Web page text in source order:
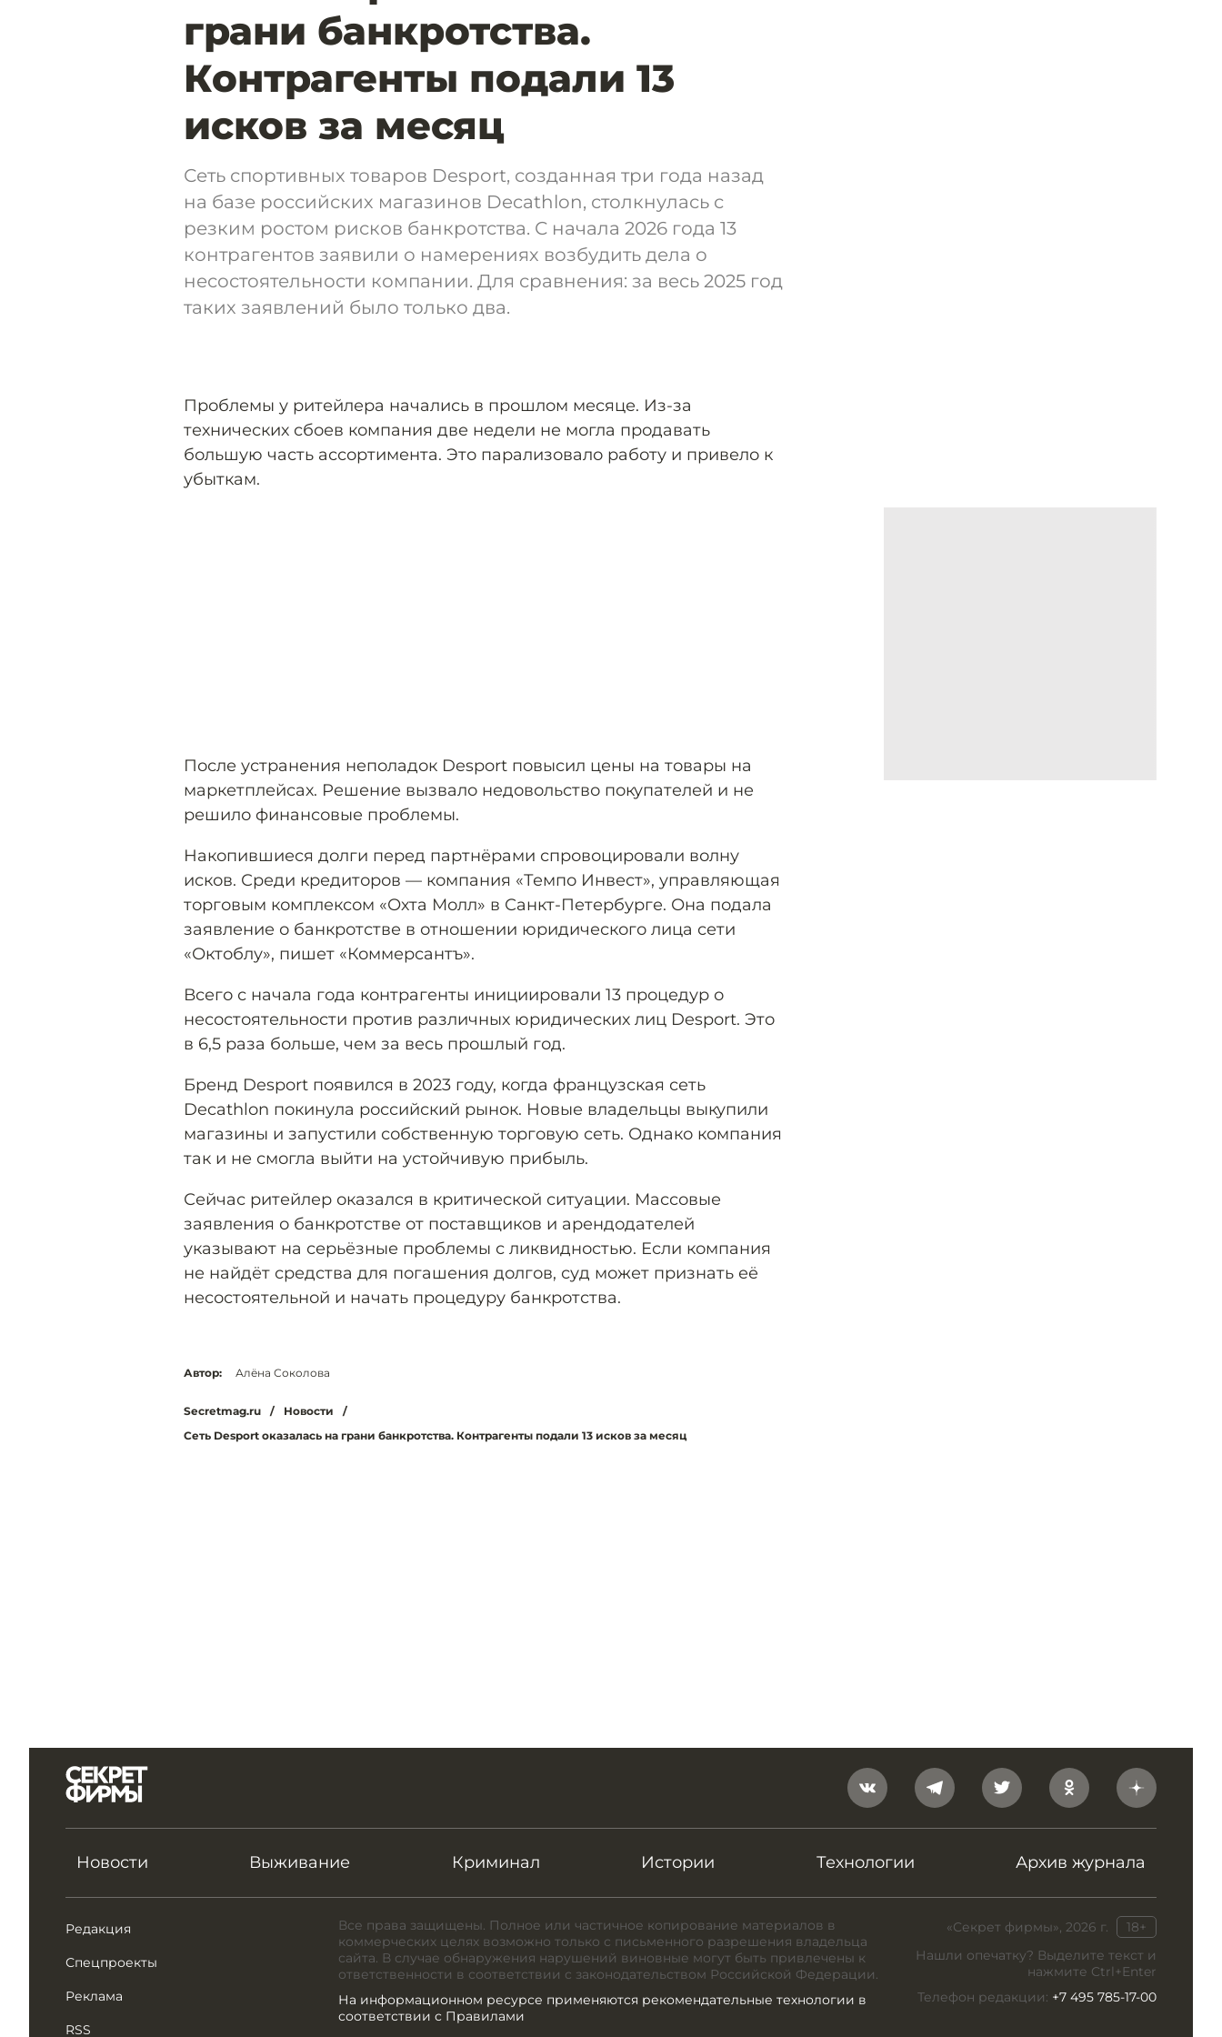
грани банкротства.
Контрагенты подали 13
исков за месяц
Сеть спортивных товаров Desport, созданная три года назад
на базе российских магазинов Decathlon, столкнулась с
резким ростом рисков банкротства. С начала 2026 года 13
контрагентов заявили о намерениях возбудить дела о
несостоятельности компании. Для сравнения: за весь 2025 год
таких заявлений было только два.
Проблемы у ритейлера начались в прошлом месяце. Из-за
технических сбоев компания две недели не могла продавать
большую часть ассортимента. Это парализовало работу и привело к
убыткам.
После устранения неполадок Desport повысил цены на товары на
маркетплейсах. Решение вызвало недовольство покупателей и не
решило финансовые проблемы.
Накопившиеся долги перед партнёрами спровоцировали волну
исков. Среди кредиторов — компания «Темпо Инвест», управляющая
торговым комплексом «Охта Молл» в Санкт-Петербурге. Она подала
заявление о банкротстве в отношении юридического лица сети
«Октоблу», пишет «Коммерсантъ».
Всего с начала года контрагенты инициировали 13 процедур о
несостоятельности против различных юридических лиц Desport. Это
в 6,5 раза больше, чем за весь прошлый год.
Бренд Desport появился в 2023 году, когда французская сеть
Decathlon покинула российский рынок. Новые владельцы выкупили
магазины и запустили собственную торговую сеть. Однако компания
так и не смогла выйти на устойчивую прибыль.
Сейчас ритейлер оказался в критической ситуации. Массовые
заявления о банкротстве от поставщиков и арендодателей
указывают на серьёзные проблемы с ликвидностью. Если компания
не найдёт средства для погашения долгов, суд может признать её
несостоятельной и начать процедуру банкротства.
Автор: Алёна Соколова
Secretmag.ru / Новости
/
Сеть Desport оказалась на грани банкротства. Контрагенты подали 13 исков за месяц
Новости Выживание Криминал Истории Технологии Архив журнала
Редакция
Спецпроекты
Реклама
RSS
«Секрет фирмы», 2026 г.
18+
Нашли опечатку? Выделите текст и
нажмите Ctrl+Enter
Телефон редакции: +7 495 785-17-00
Все права защищены. Полное или частичное копирование материалов в
коммерческих целях возможно только с письменного разрешения владельца
сайта. В случае обнаружения нарушений виновные могут быть привлечены к
ответственности в соответствии с законодательством Российской Федерации.
На информационном ресурсе применяются рекомендательные технологии в
соответствии с Правилами